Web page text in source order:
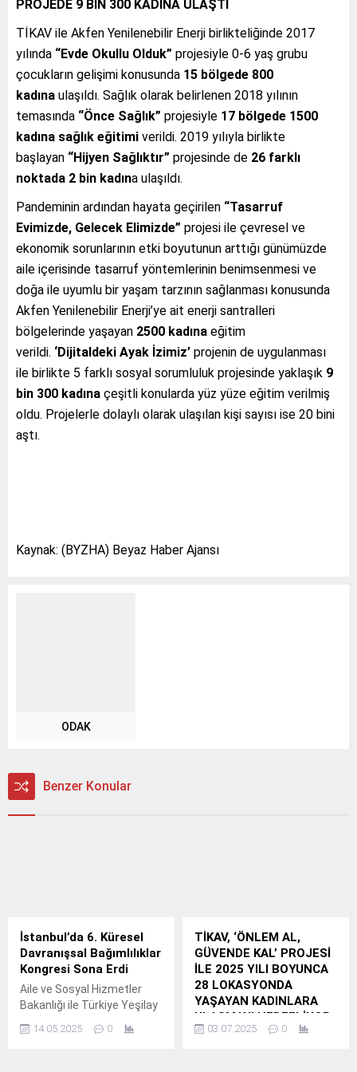
PROJEDE 9 BİN 300 KADINA ULAŞTI
TİKAV ile Akfen Yenilenebilir Enerji birlikteliğinde 2017
yılında “Evde Okullu Olduk” projesiyle 0-6 yaş grubu
çocukların gelişimi konusunda 15 bölgede 800
kadına ulaşıldı. Sağlık olarak belirlenen 2018 yılının
temasında “Önce Sağlık” projesiyle 17 bölgede 1500
kadına sağlık eğitimi verildi. 2019 yılıyla birlikte
başlayan “Hijyen Sağlıktır” projesinde de 26 farklı
noktada 2 bin kadına ulaşıldı.
Pandeminin ardından hayata geçirilen “Tasarruf
Evimizde, Gelecek Elimizde” projesi ile çevresel ve
ekonomik sorunlarının etki boyutunun arttığı günümüzde
aile içerisinde tasarruf yöntemlerinin benimsenmesi ve
doğa ile uyumlu bir yaşam tarzının sağlanması konusunda
Akfen Yenilenebilir Enerji’ye ait enerji santralleri
bölgelerinde yaşayan 2500 kadına eğitim
verildi. ‘Dijitaldeki Ayak İzimiz’ projenin de uygulanması
ile birlikte 5 farklı sosyal sorumluluk projesinde yaklaşık 9
bin 300 kadına çeşitli konularda yüz yüze eğitim verilmiş
oldu. Projelerle dolaylı olarak ulaşılan kişi sayısı ise 20 bini
aştı.
Kaynak: (BYZHA) Beyaz Haber Ajansı
ODAK
Benzer Konular
İstanbul’da 6. Küresel
Davranışsal Bağımlılıklar
Kongresi Sona Erdi
Aile ve Sosyal Hizmetler
Bakanlığı ile Türkiye Yeşilay
düzenlenen 6. Küresel
14.05.2025 0
TİKAV, ‘ÖNLEM AL,
GÜVENDE KAL’ PROJESİ
İLE 2025 YILI BOYUNCA
28 LOKASYONDA
YAŞAYAN KADINLARA
ULAŞMAYI HEDEFLİYOR
TİKAV, “Önlem Al,
03.07.2025 0